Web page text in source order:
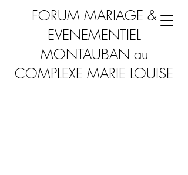
FORUM MARIAGE &
EVENEMENTIEL
MONTAUBAN au
COMPLEXE MARIE LOUISE